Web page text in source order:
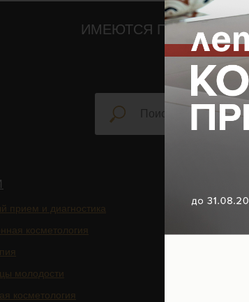
ИМЕЮТСЯ
прием и диагностика
косметология
молодости
косметология
НАВИГАЦИЯ
Главная